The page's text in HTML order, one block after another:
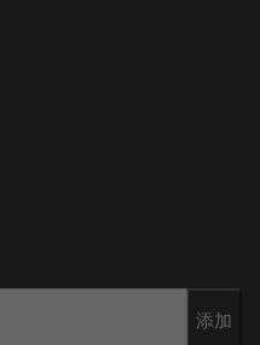
添加